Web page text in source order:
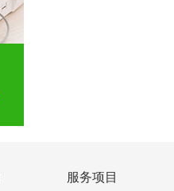
服务项目